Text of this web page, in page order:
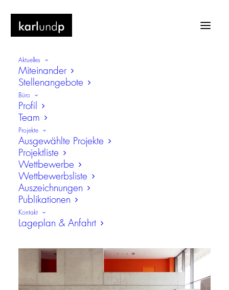
Aktuelles
Miteinander
Stellenangebote
Büro
Profil
Team
Projekte
Ausgewählte Projekte
Projektliste
Wettbewerbe
Wettbewerbsliste
Auszeichnungen
Publikationen
Kontakt
Lageplan & Anfahrt
Hochschule Kempten, 5. BA, Kempten
/ Allgäu
Erweiterungsneubau der Hochschule
Kempten für die Ausbildungsrichtungen
"Technik" und "Gesundheits- und
Sozialwesen"